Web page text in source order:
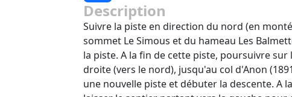
Description
Suivre la piste en direction du nord (en
sommet Le Simous et du hameau Les
la piste. A la fin de cette piste, poursuivre
droite (vers le nord), jusqu'au col d'Anon
une nouvelle piste et débuter la descente. A